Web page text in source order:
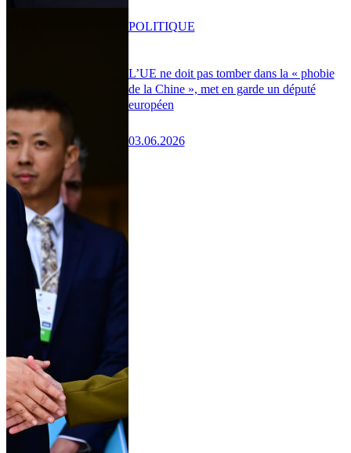
L’UE ne doit pas tomber dans la « phobie
de la Chine », met en garde un député
européen
03.06.2026
POLITIQUE